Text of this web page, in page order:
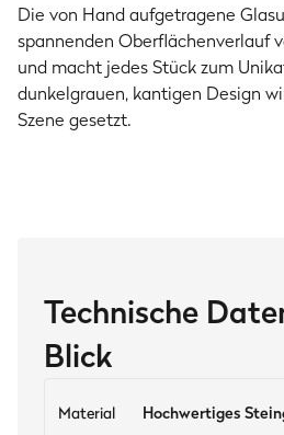
Die von Hand aufgetragene
spannenden Oberflächenverlauf
und macht jedes Stück zum
dunkelgrauen, kantigen Design
Szene gesetzt.
Technische
Blick
Material Hochwertiges